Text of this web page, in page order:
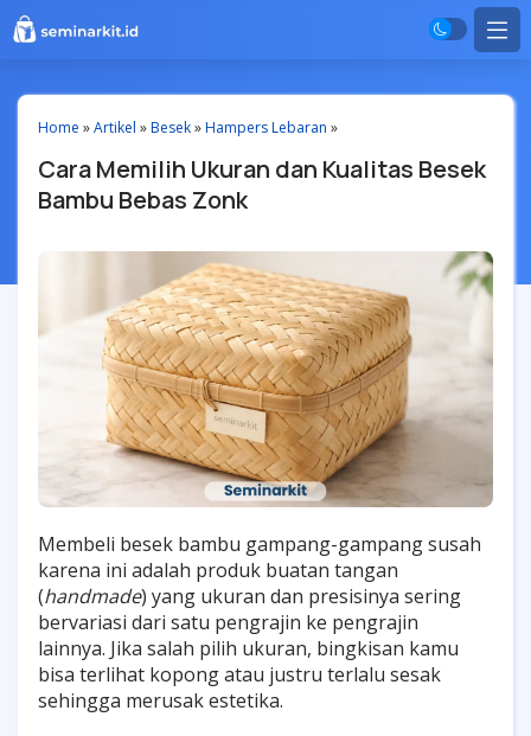
Home »Artikel »Besek»Hampers Lebaran »
Cara Memilih Ukuran dan Kualitas Besek
Bambu Bebas Zonk
Membeli besek bambu gampang-gampang susah
karena ini adalah produk buatan tangan
(handmade) yang ukuran dan presisinya sering
bervariasi dari satu pengrajin ke pengrajin
lainnya. Jika salah pilih ukuran, bingkisan kamu
bisa terlihat kopong atau justru terlalu sesak
sehingga merusak estetika.